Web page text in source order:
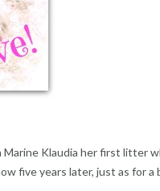
Marine Klaudia her first litter
five years later, just as for